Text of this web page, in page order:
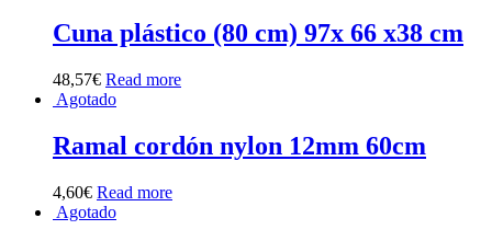
Cuna plástico (80 cm) 97x 66 x38 cm
48,57€ Read more
Agotado
Ramal cordón nylon 12mm 60cm
4,60€ Read more
Agotado